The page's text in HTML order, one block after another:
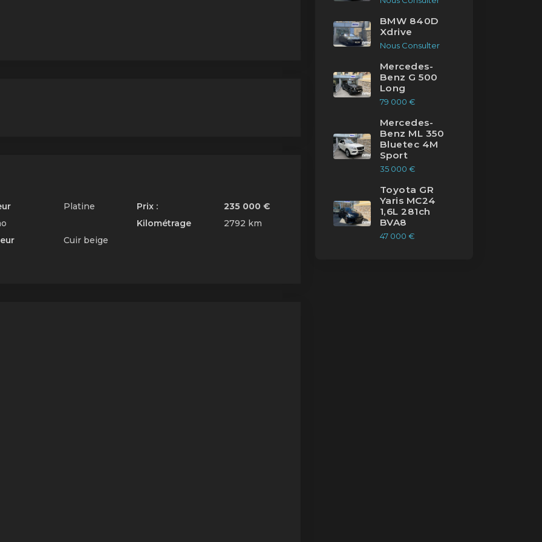
Platine
Cuir beige
Prix :
235 000 €
Kilométrage
2792 km
BMW 840D
Xdrive
Nous Consulter
Mercedes-
Benz G 500
Long
79 000 €
Mercedes-
Benz ML 350
Bluetec 4M
Sport
35 000 €
Toyota GR
Yaris MC24
1,6L 281ch
BVA8
47 000 €